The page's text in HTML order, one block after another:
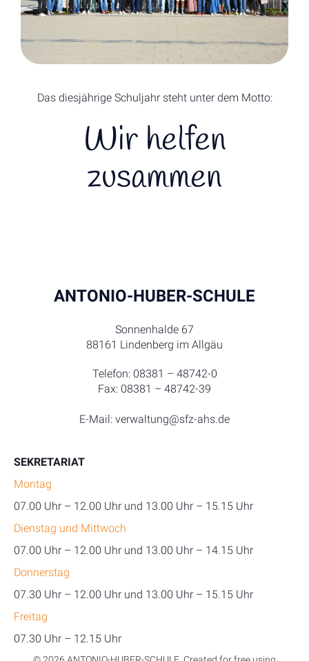
Das diesjährige Schuljahr steht unter dem Motto:
Wir helfen
zusammen
ANTONIO-HUBER-SCHULE
Sonnenhalde 67
88161 Lindenberg im Allgäu
Telefon: 08381 – 48742-0
Fax: 08381 – 48742-39
E-Mail: verwaltung@sfz-ahs.de
SEKRETARIAT
Montag
07.00 Uhr – 12.00 Uhr und 13.00 Uhr – 15.15 Uhr
Dienstag und Mittwoch
07.00 Uhr – 12.00 Uhr und 13.00 Uhr – 14.15 Uhr
Donnerstag
07.30 Uhr – 12.00 Uhr und 13.00 Uhr – 15.15 Uhr
Freitag
07.30 Uhr – 12.15 Uhr